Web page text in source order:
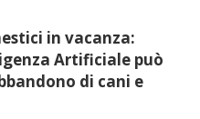
in vacanza:
Artificiale può
di cani e